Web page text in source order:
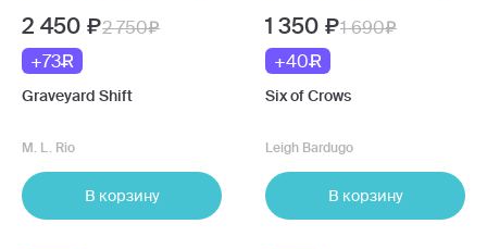
2 450
2 750
+73
Graveyard Shift
M. L. Rio
В корзину
1 350
1 690
+40
Six of Crows
Leigh Bardugo
В корзину